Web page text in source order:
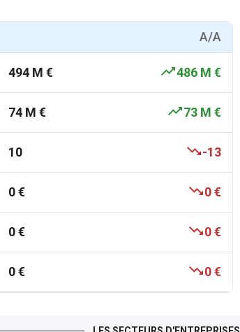
A/A
494 M € 486 M €
74 M € 73 M €
10 -13
0 € 0 €
0 € 0 €
0 € 0 €